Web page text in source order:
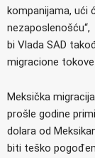
kompanijama, ući
bi Vlada SAD
migracione
Meksička
prošle godine
dolara od
biti teško